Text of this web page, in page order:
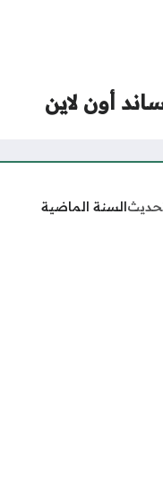
أون لاين
السنة الماضية